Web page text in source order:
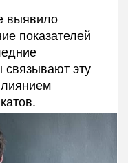
выявило
показателей
связывают эту